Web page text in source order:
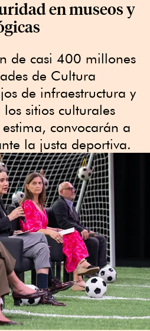
en museos y
de casi 400 millones
de Cultura
de infraestructura y
sitios culturales
convocarán a
la justa deportiva.